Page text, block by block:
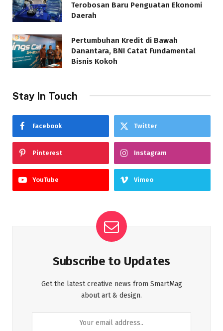
Terobosan Baru Penguatan Ekonomi
Daerah
Pertumbuhan Kredit di Bawah
Danantara, BNI Catat Fundamental
Bisnis Kokoh
Stay In Touch
Facebook Twitter
Pinterest Instagram
YouTube Vimeo
Subscribe to Updates
Get the latest creative news from SmartMag
about art & design.